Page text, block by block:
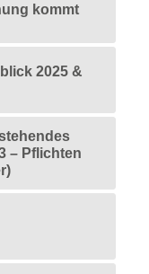
kommt
2025 &
– Pflichten